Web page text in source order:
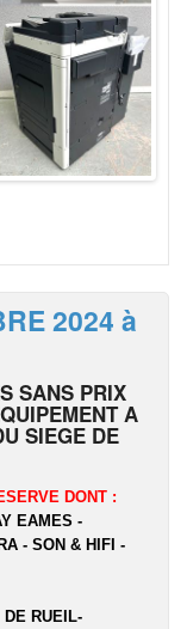
2024 à
SANS PRIX
A
SIEGE DE
DONT :
EAMES -
- SON & HIFI -
RUEIL-